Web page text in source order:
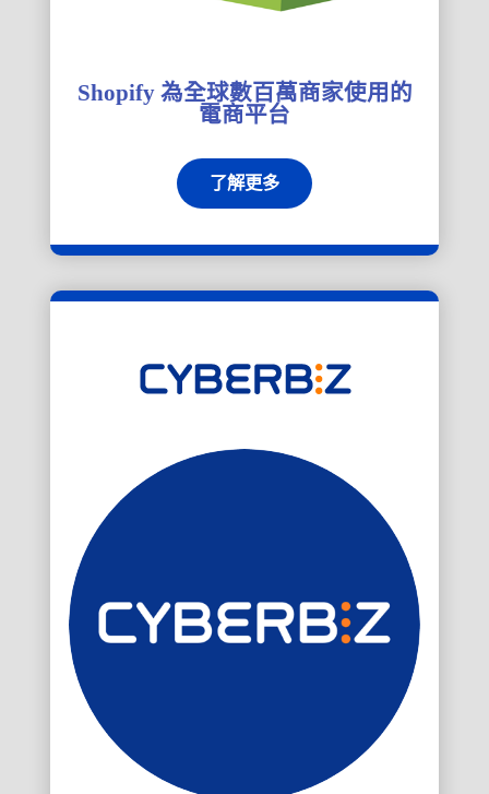
Shopify 為全球數百萬商家使用的
電商平台
了解更多